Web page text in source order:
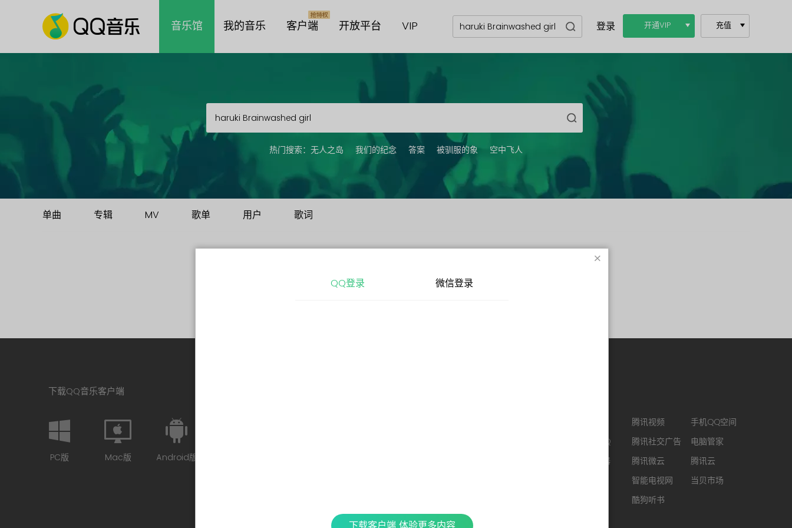
音乐馆 我的音乐 客户端 开放平台 VIP 登录 开通VIP 充值
热门搜索： 无人之岛 我们的纪念 答案 被驯服的象 空中飞人
单曲 专辑 MV 歌单 用户 歌词
查看更多内容，请下载客户端
下载QQ音乐客户端
PC版 Mac版 Android版
腾讯视频
手机QQ空间
最新版QQ
腾讯社交广告
电脑管家
QQ浏览器
腾讯微云
腾讯云
智能电视网
当贝市场
酷狗听书
QQ登录 微信登录